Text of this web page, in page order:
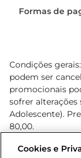
Formas de
Condições
podem ser
promocionais
sofrer alterações
Adolescente).
80,00.
Cookies e